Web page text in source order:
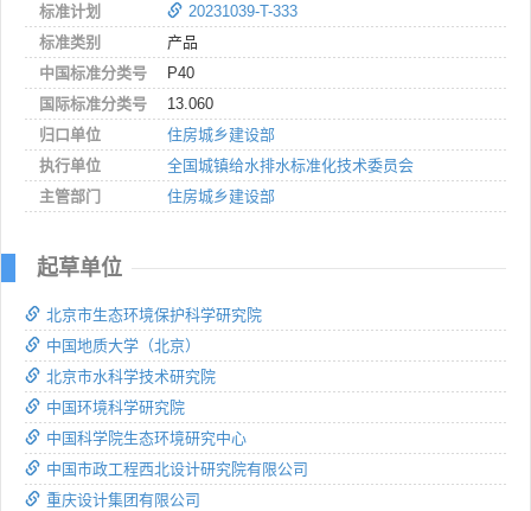
标准计划
20231039-T-333
标准类别
产品
中国标准分类号
P40
国际标准分类号
13.060
归口单位
住房城乡建设部
执行单位
全国城镇给水排水标准化技术委员会
主管部门
住房城乡建设部
起草单位
北京市生态环境保护科学研究院
中国地质大学（北京）
北京市水科学技术研究院
中国环境科学研究院
中国科学院生态环境研究中心
中国市政工程西北设计研究院有限公司
重庆设计集团有限公司